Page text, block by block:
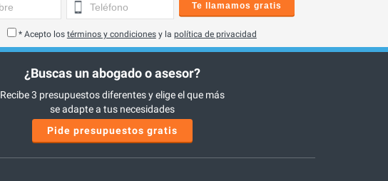
Te llamamos gratis
* Acepto los términos y condicionesy la política de privacidad
¿Buscas un abogado o asesor?
Recibe 3 presupuestos diferentes y elige el que más
se adapte a tus necesidades
Pide presupuestos gratis